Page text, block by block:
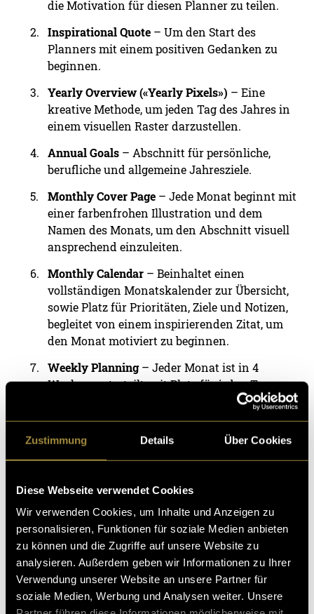
Zustimmung Details Über Cookies
Diese Webseite verwendet Cookies
Wir verwenden Cookies, um Inhalte und Anzeigen zu
personalisieren, Funktionen für soziale Medien anbieten
zu können und die Zugriffe auf unsere Website zu
analysieren. Außerdem geben wir Informationen zu Ihrer
Verwendung unserer Website an unsere Partner für
soziale Medien, Werbung und Analysen weiter. Unsere
die Motivation für diesen Planner zu teilen.
Inspirational Quote – Um den Start des
Planners mit einem positiven Gedanken zu
beginnen.
Yearly Overview («Yearly Pixels») – Eine
kreative Methode, um jeden Tag des Jahres in
einem visuellen Raster darzustellen.
Annual Goals – Abschnitt für persönliche,
berufliche und allgemeine Jahresziele.
Monthly Cover Page – Jede Monat beginnt mit
einer farbenfrohen Illustration und dem
Namen des Monats, um den Abschnitt visuell
ansprechend einzuleiten.
Monthly Calendar – Beinhaltet einen
vollständigen Monatskalender zur Übersicht,
sowie Platz für Prioritäten, Ziele und Notizen,
begleitet von einem inspirierenden Zitat, um
den Monat motiviert zu beginnen.
Weekly Planning– Jeder Monat ist in 4
Wochen unterteilt, mit Platz für jeden Tag von
Montag bis Sonntag, sowie Felder für «This
Week’s Focus», Prioritäten, To-Do-Listen und
Habit Tracker.
Monthly Review– Am Ende jedes Monats: «Top
«Gratitude List», «Do More Of», «Do Less Of»,
«How Was This Month» und eine zusätzliche
Seite für Notizen.
Annual Reflection
– Am Ende des Jahres: «Top
Accomplishments of This Year“, «Lessons
Learned This Year“, «Do More Next Year», «Do
Less Next Year», «Gratitude Highlights von